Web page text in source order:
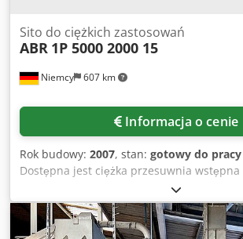
Niemcy 607 km
Sito do ciężkich zastosowań
ABR 1P 5000 2000 15
Informacja o cenie
Rok budowy: 2007, stan: gotowy do
Dostępna jest ciężka przesuwnia wstępna
przemysłu górniczego do separacji
15°, powierzchnia przesiewania X/Y:
liczba pokładów: 1, łączna powierzchnia